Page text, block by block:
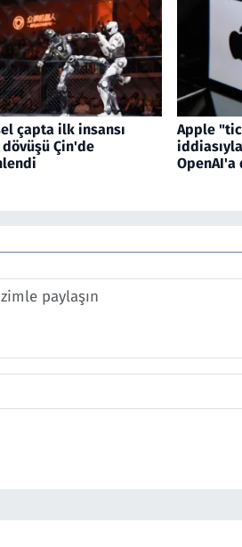
çapta ilk insansı
Çin'de
Apple
OpenAI'a